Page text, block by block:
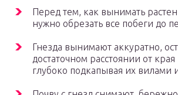
Перед тем, как вынимать
нужно обрезать все побеги до
Гнезда вынимают аккуратно,
достаточном расстоянии от
глубоко подкапывая их вилами